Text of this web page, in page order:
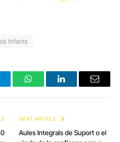
Infants
WhatsAppLinkedInEmail
NEXT ARTICLE
Aules Integrals de Suport o el